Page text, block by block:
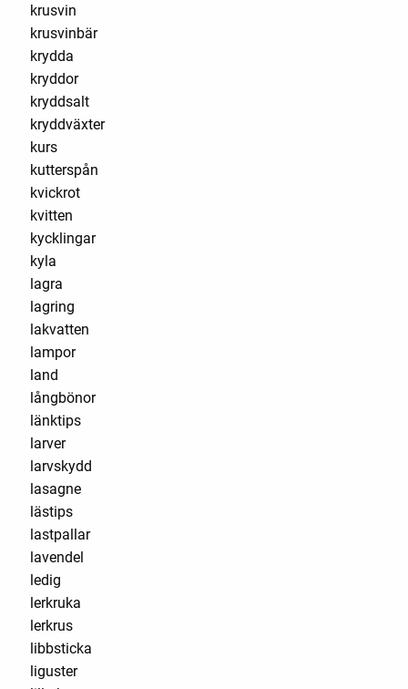
krusvin
krusvinbär
krydda
kryddor
kryddsalt
kryddväxter
kurs
kutterspån
kvickrot
kvitten
kycklingar
kyla
lagra
lagring
lakvatten
lampor
land
långbönor
länktips
larver
larvskydd
lasagne
lästips
lastpallar
lavendel
ledig
lerkruka
lerkrus
libbsticka
liguster